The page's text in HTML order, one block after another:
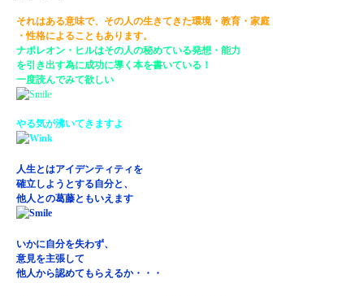
それはある意味で、その人の生きてきた環境・教育・家庭
・性格によることもあります。
ナポレオン・ヒルはその人の秘めている発想・能力
を引き出す為に成功に導く本を書いている！
一度読んでみて欲しい
やる気が沸いてきますよ
人生とはアイデンティティを
確立しようとする自分と、
他人との葛藤ともいえます
いかに自分を失わず、
意見を主張して
他人から認めてもらえるか・・・